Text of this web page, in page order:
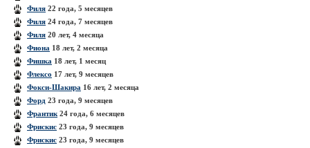
Филя 22 года, 5 месяцев
Филя 24 года, 7 месяцев
Филя 20 лет, 4 месяца
Фиона 18 лет, 2 месяца
Фишка 18 лет, 1 месяц
Флексо 17 лет, 9 месяцев
Фокси-Шакира 16 лет, 2 месяца
Форд 23 года, 9 месяцев
Франтик 24 года, 6 месяцев
Фрискис 23 года, 9 месяцев
Фрискис 23 года, 9 месяцев